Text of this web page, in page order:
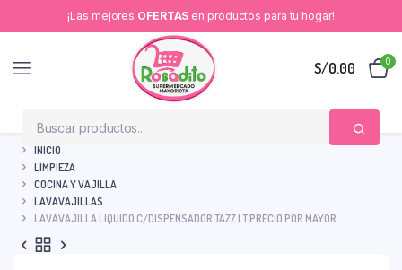
¡Las mejores OFERTAS en productos para tu hogar!
S/0.00 0
INICIO
LIMPIEZA
COCINA Y VAJILLA
LAVAVAJILLAS
LAVAVAJILLA LIQUIDO C/DISPENSADOR TAZZ LT PRECIO POR MAYOR